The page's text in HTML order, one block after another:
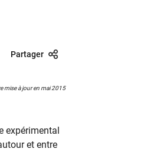
Partager
mise à jour en mai 2015
expérimental
et entre